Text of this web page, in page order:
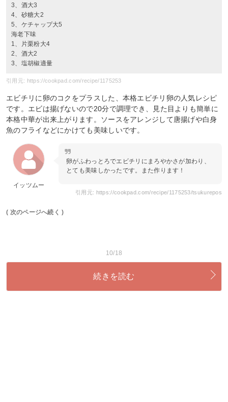
3、酒大3
4、砂糖大2
5、ケチャップ大5
海老下味
1、片栗粉大4
2、酒大2
3、塩胡椒適量
引用元: https://cookpad.com/recipe/1175253
エビチリに卵のコクをプラスした、本格エビチリ卵の人気レシピ
です。エビは揚げないので20分で調理でき、見た目よりも簡単に
本格中華が出来上がります。ソースをアレンジして唐揚げや白身
魚のフライなどにかけても美味しいです。
イッツムー
卵がふわっとろでエビチリにまろやかさが加わり、
とても美味しかったです。また作ります！
引用元: https://cookpad.com/recipe/1175253/tsukurepos
( 次のページへ続く )
10/18
続きを読む